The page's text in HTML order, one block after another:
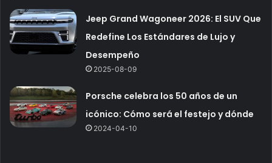
Jeep Grand Wagoneer 2026: El SUV Que
Redefine Los Estándares de Lujo y
Desempeño
2025-08-09
Porsche celebra los 50 años de un
icónico: Cómo será el festejo y dónde
2024-04-10